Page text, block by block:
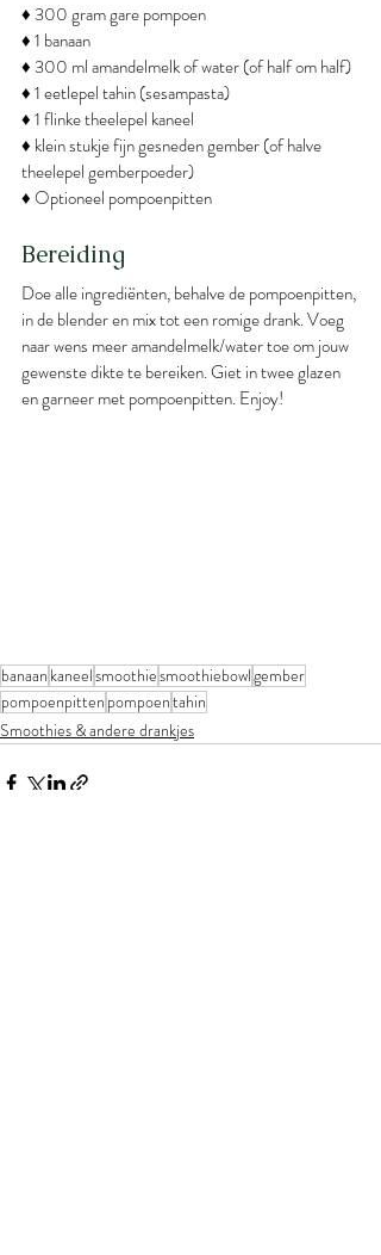
♦ 300 gram gare pompoen
♦ 1 banaan
♦ 300 ml amandelmelk of water (of half om half)
♦ 1 eetlepel tahin (sesampasta)
♦ 1 flinke theelepel kaneel
♦ klein stukje fijn gesneden gember (of halve
theelepel gemberpoeder)
♦ Optioneel pompoenpitten
Bereiding
Doe alle ingrediënten, behalve de pompoenpitten,
in de blender en mix tot een romige drank. Voeg
naar wens meer amandelmelk/water toe om jouw
gewenste dikte te bereiken. Giet in twee glazen
en garneer met pompoenpitten. Enjoy!
banaan kaneelsmoothiesmoothiebowlgember
pompoenpitten pompoentahin
Smoothies & andere drankjes